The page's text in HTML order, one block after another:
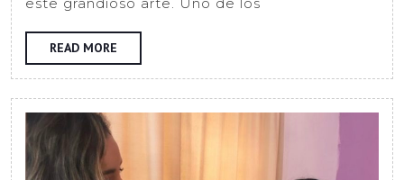
READ MORE
MORE